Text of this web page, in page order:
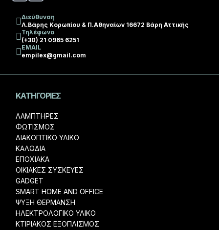
Διεύθυνση
Λ.Βάρης Κορωπίου & Π.Αθηναίων 16672 Βάρη Αττικής
Τηλέφωνο
(+30) 21 0965 6251
EMAIL
empilex@gmail.com
ΚΑΤΗΓΟΡΊΕΣ
ΛΑΜΠΤΗΡΕΣ
ΦΩΤΙΣΜΟΣ
ΔΙΑΚΟΠΤΙΚΟ ΥΛΙΚΟ
ΚΑΛΩΔΙΑ
ΕΠΟΧΙΑΚΑ
ΟΙΚΙΑΚΕΣ ΣΥΣΚΕΥΕΣ
GADGET
SMART HOME AND OFFICE
ΨΥΞΗ ΘΕΡΜΑΝΣΗ
ΗΛΕΚΤΡΟΛΟΓΙΚΟ ΥΛΙΚΟ
ΚΤΙΡΙΑΚΟΣ ΕΞΟΠΛΙΣΜΟΣ